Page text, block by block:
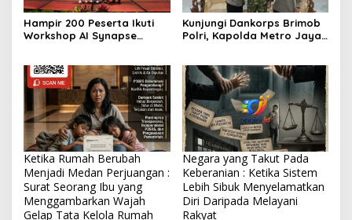
Hampir 200 Peserta Ikuti
Workshop AI Synapse
Kunjungi Dankorps Brimob
Polri, Kapolda Metro Jaya
Ketika Rumah Berubah
Menjadi Medan Perjuangan :
Surat Seorang Ibu yang
Menggambarkan Wajah
Gelap Tata Kelola Rumah
Negara yang Takut Pada
Keberanian : Ketika Sistem
Lebih Sibuk Menyelamatkan
Diri Daripada Melayani
Rakyat